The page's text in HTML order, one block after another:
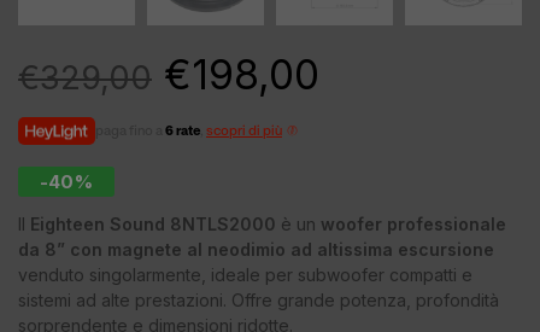
€329,00 €198,00
6 rate scopri di più
-40%
Il Eighteen Sound 8NTLS2000 è un woofer professionale
da 8” con magnete al neodimio ad altissima escursione
venduto singolarmente, ideale per subwoofer compatti e
sistemi ad alte prestazioni. Offre grande potenza, profondità
sorprendente e dimensioni ridotte.